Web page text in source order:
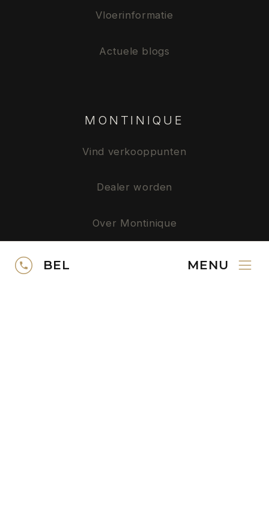
BEL MENU
Vloerinformatie
Actuele blogs
MONTINIQUE
Vind verkooppunten
Dealer worden
Over Montinique